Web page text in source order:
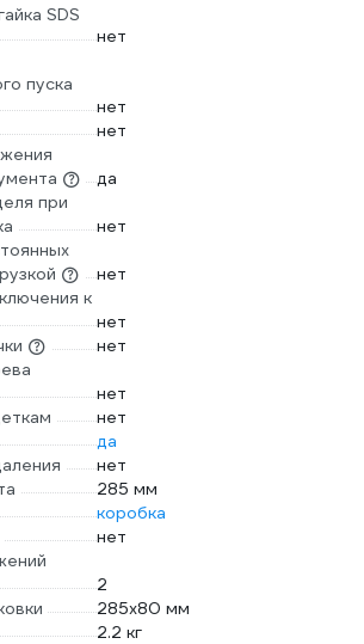
SDS
нет
пуска
нет
нет
да
при
нет
нет
к
нет
нет
нет
нет
да
нет
285 мм
коробка
нет
2
285х80 мм
2.2 кг